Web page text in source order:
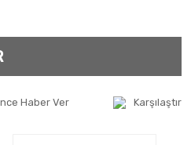
Haber Ver Karşılaştır